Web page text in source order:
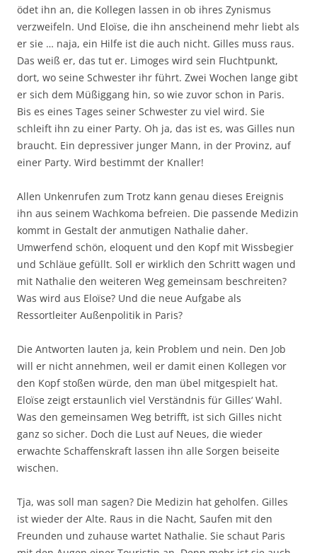
ödet ihn an, die Kollegen lassen in ob ihres Zynismus
verzweifeln. Und Eloïse, die ihn anscheinend mehr liebt als
er sie … naja, ein Hilfe ist die auch nicht. Gilles muss raus.
Das weiß er, das tut er. Limoges wird sein Fluchtpunkt,
dort, wo seine Schwester ihr führt. Zwei Wochen lange gibt
er sich dem Müßiggang hin, so wie zuvor schon in Paris.
Bis es eines Tages seiner Schwester zu viel wird. Sie
schleift ihn zu einer Party. Oh ja, das ist es, was Gilles nun
braucht. Ein depressiver junger Mann, in der Provinz, auf
einer Party. Wird bestimmt der Knaller!
Allen Unkenrufen zum Trotz kann genau dieses Ereignis
ihn aus seinem Wachkoma befreien. Die passende Medizin
kommt in Gestalt der anmutigen Nathalie daher.
Umwerfend schön, eloquent und den Kopf mit Wissbegier
und Schläue gefüllt. Soll er wirklich den Schritt wagen und
mit Nathalie den weiteren Weg gemeinsam beschreiten?
Was wird aus Eloïse? Und die neue Aufgabe als
Ressortleiter Außenpolitik in Paris?
Die Antworten lauten ja, kein Problem und nein. Den Job
will er nicht annehmen, weil er damit einen Kollegen vor
den Kopf stoßen würde, den man übel mitgespielt hat.
Eloïse zeigt erstaunlich viel Verständnis für Gilles‘ Wahl.
Was den gemeinsamen Weg betrifft, ist sich Gilles nicht
ganz so sicher. Doch die Lust auf Neues, die wieder
erwachte Schaffenskraft lassen ihn alle Sorgen beiseite
wischen.
Tja, was soll man sagen? Die Medizin hat geholfen. Gilles
ist wieder der Alte. Raus in die Nacht, Saufen mit den
Freunden und zuhause wartet Nathalie. Sie schaut Paris